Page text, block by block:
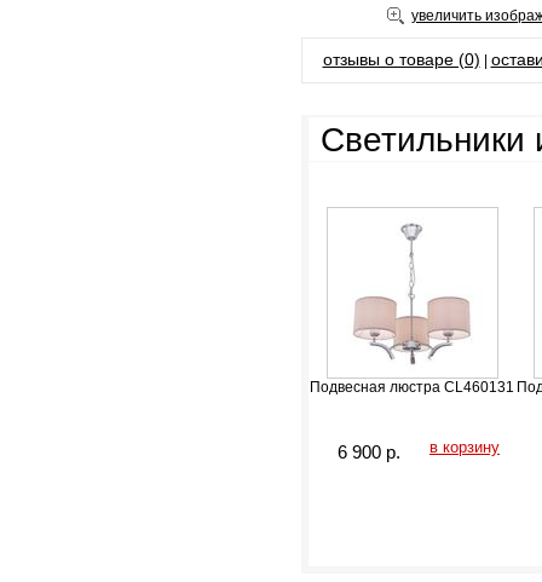
увеличить
отзывы о товаре (0)
Cветильники
Подвесная люстра CL460131
6 900 р. в корзину